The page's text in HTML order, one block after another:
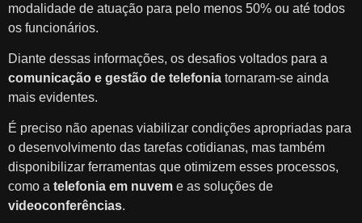
modalidade de atuação para pelo menos 50% ou até todos
os funcionários.
Diante dessas informações, os desafios voltados para a
comunicação e gestão de telefonia tornaram-se ainda
mais evidentes.
É preciso não apenas viabilizar condições apropriadas para
o desenvolvimento das tarefas cotidianas, mas também
disponibilizar ferramentas que otimizem esses processos,
como a telefonia em nuvem e as soluções de
videoconferências.